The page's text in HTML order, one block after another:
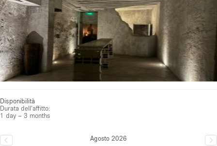
Disponibilità
Durata dell'affitto:
1 day – 3 months
Agosto 2026